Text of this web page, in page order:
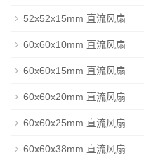
52x52x15mm 直流风扇
60x60x10mm 直流风扇
60x60x15mm 直流风扇
60x60x20mm 直流风扇
60x60x25mm 直流风扇
60x60x38mm 直流风扇